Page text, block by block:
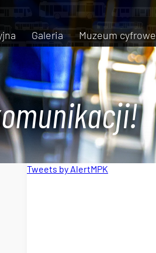
Galeria Muzeum cyfrowe
Tweets by AlertMPK